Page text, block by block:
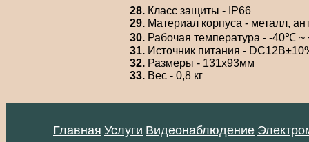
28. Класс защиты - IP66
29. Материал корпуса - металл,
30. Рабочая температура - -40℃
31. Источник питания -
32. Размеры - 131х93мм
33. Вес - 0,8 кг
Главная Услуги Видеонаблюдение